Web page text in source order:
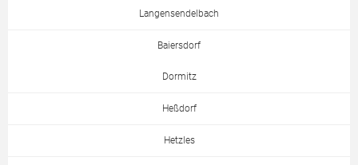
Langensendelbach
Baiersdorf
Dormitz
Heßdorf
Hetzles